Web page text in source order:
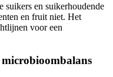
suikers en suikerhoudende
en fruit niet. Het
voor een